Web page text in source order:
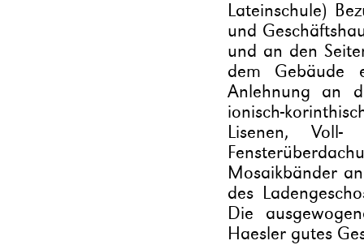
Lateinschule)
und
und an den
dem Gebäude
Anlehnung an
ionisch-
Lisenen, Voll-
Mosaikbänder
des
Die
Haesler gutes